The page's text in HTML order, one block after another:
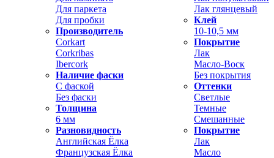
Для паркета
Для пробки
Лак глянцевый
Клей
Производитель
Corkart
Corkribas
Ibercork
Наличие фаски
С фаской
Без фаски
Толщина
6 мм
10-10,5 мм
Покрытие
Лак
Масло-Воск
Без покрытия
Оттенки
Светлые
Темные
Смешанные
Разновидность
Английская Ёлка
Французская Ёлка
Покрытие
Лак
Масло